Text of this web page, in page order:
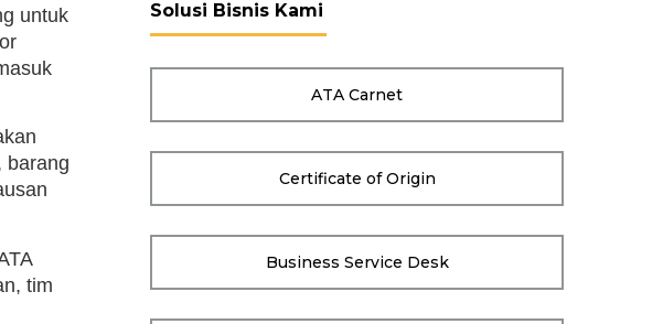
untuk
barang
tim
Solusi Bisnis Kami
ATA Carnet
Certificate of Origin
Business Service Desk